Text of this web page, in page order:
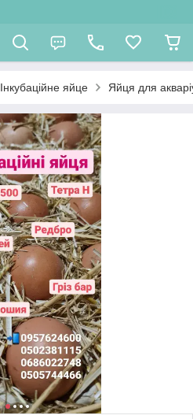
Інкубаційне яйце Яйця для